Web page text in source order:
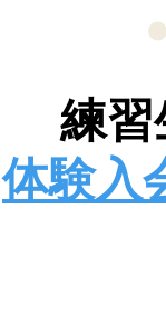
練
体験入